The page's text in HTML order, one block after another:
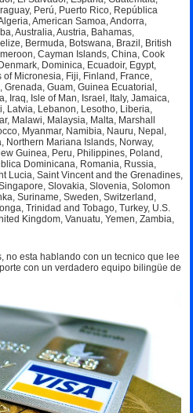
Perú, Puerto Rico, República
American Samoa, Andorra,
Australia, Austria, Bahamas,
Bermuda, Botswana, Brazil, British
Cayman Islands, China, Cook
Dominica, Ecuadoir, Egypt,
Micronesia, Fiji, Finland, France,
Grenada, Guam, Guinea Ecuatorial,
Iraq, Isle of Man, Israel, Italy, Jamaica,
Latvia, Lebanon, Lesotho, Liberia,
Malawi, Malaysia, Malta, Marshall
Myanmar, Namibia, Nauru, Nepal,
Northern Mariana Islands, Norway,
Guinea, Peru, Philippines, Poland,
Dominicana, Romania, Russia,
Lucia, Saint Vincent and the Grenadines,
Slovakia, Slovenia, Solomon
Suriname, Sweden, Switzerland,
Trinidad and Tobago, Turkey, U.S.
Kingdom, Vanuatu, Yemen, Zambia,
no esta hablando con un tecnico que lee
con un verdadero equipo bilingüe de